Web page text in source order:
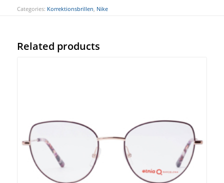
Categories: Korrektionsbrillen Nike
Related products